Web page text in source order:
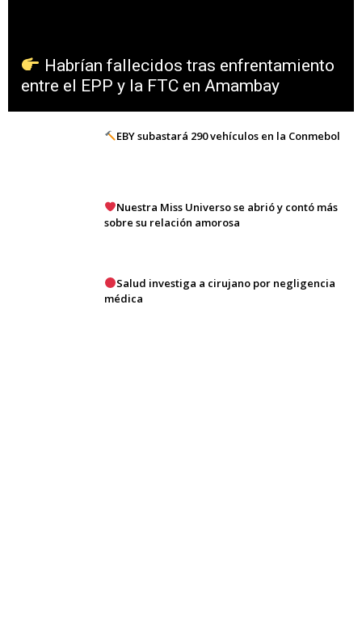
Habrían fallecidos tras enfrentamiento
entre el EPP y la FTC en Amambay
EBY subastará 290 vehículos en la Conmebol
Nuestra Miss Universo se abrió y contó más
sobre su relación amorosa
Salud investiga a cirujano por negligencia
médica